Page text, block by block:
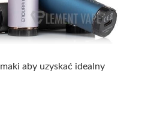
aby uzyskać idealny